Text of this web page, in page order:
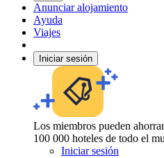
Anunciar alojamiento
Ayuda
Viajes
Iniciar sesión
Los miembros pueden
100 000 hoteles de todo el
Iniciar sesión